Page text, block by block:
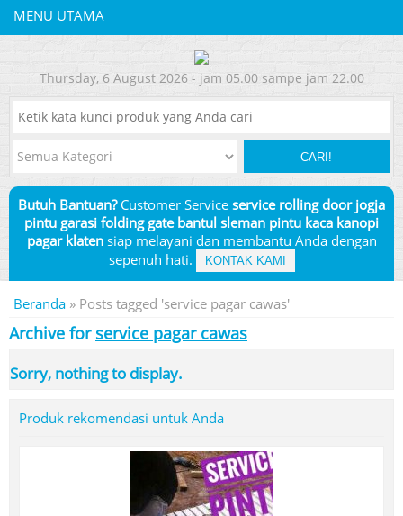
MENU UTAMA
Thursday, 6 August 2026 - jam 05.00 sampe jam 22.00
CARI!
Butuh Bantuan?Customer Service service rolling door jogja
pintu garasi folding gate bantul sleman pintu kaca kanopi
pagar klaten siap melayani dan membantu Anda dengan
sepenuh hati.
KONTAK KAMI
Beranda » Posts tagged 'service pagar cawas'
Archive for service pagar cawas
Sorry, nothing to display.
Produk rekomendasi untuk Anda